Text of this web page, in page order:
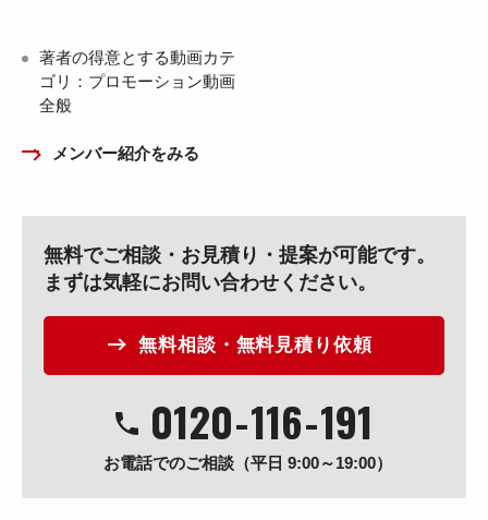
著者の得意とする動画カテ
ゴリ：プロモーション動画
全般
メンバー紹介をみる
無料でご相談・お見積り・提案が可能です。
まずは気軽にお問い合わせください。
無料相談・無料見積り依頼
0120-116-191
お電話でのご相談（平日 9:00～19:00）